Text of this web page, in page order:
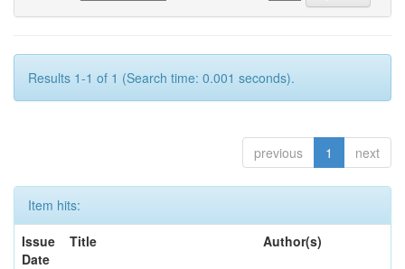
Results 1-1 of 1 (Search time: 0.001 seconds).
previous 1 next
Item hits:
Issue
Date
Title Author(s)